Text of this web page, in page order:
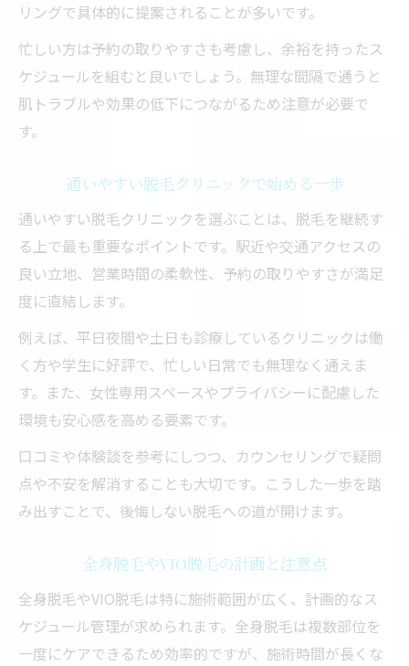
リングで具体的に提案されることが多いです。
忙しい方は予約の取りやすさも考慮し、余裕を持ったス
ケジュールを組むと良いでしょう。無理な間隔で通うと
肌トラブルや効果の低下につながるため注意が必要で
す。
通いやすい脱毛クリニックで始める一歩
通いやすい脱毛クリニックを選ぶことは、脱毛を継続す
る上で最も重要なポイントです。駅近や交通アクセスの
良い立地、営業時間の柔軟性、予約の取りやすさが満足
度に直結します。
例えば、平日夜間や土日も診療しているクリニックは働
く方や学生に好評で、忙しい日常でも無理なく通えま
す。また、女性専用スペースやプライバシーに配慮した
環境も安心感を高める要素です。
口コミや体験談を参考にしつつ、カウンセリングで疑問
点や不安を解消することも大切です。こうした一歩を踏
み出すことで、後悔しない脱毛への道が開けます。
全身脱毛やVIO脱毛の計画と注意点
全身脱毛やVIO脱毛は特に施術範囲が広く、計画的なス
ケジュール管理が求められます。全身脱毛は複数部位を
一度にケアできるため効率的ですが、施術時間が長くな